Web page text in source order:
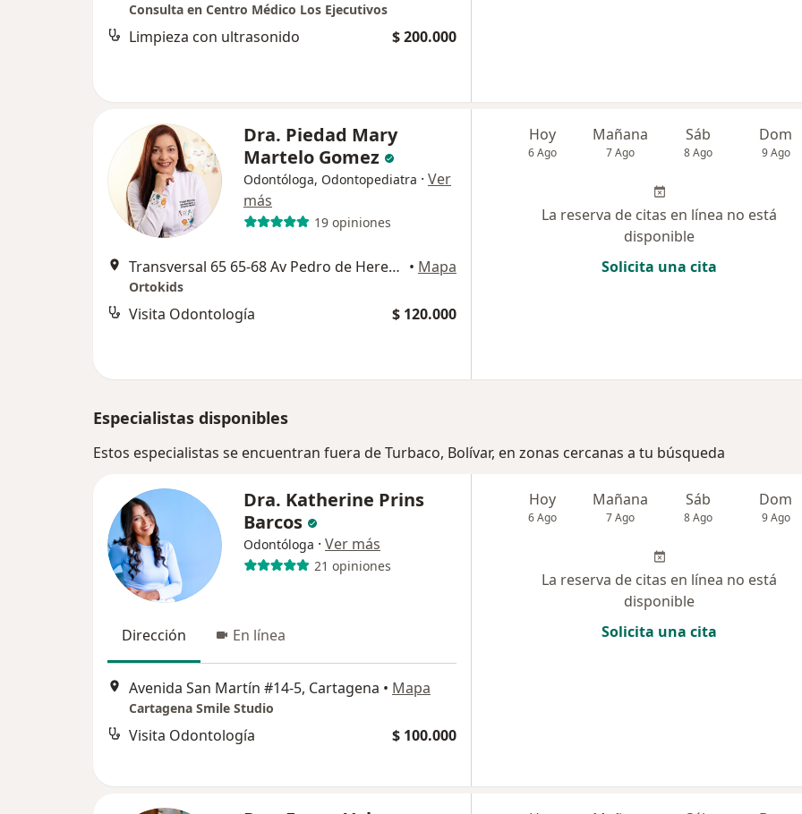
Consulta en Centro Médico Los Ejecutivos
Limpieza con ultrasonido $ 200.000
Dra. Piedad Mary
Martelo Gomez
Odontóloga, Odontopediatra · Ver
más
19 opiniones
Transversal 65 65-68 Av Pedro de Heredia, Cartagena • Mapa
Ortokids
Visita Odontología $ 120.000
Hoy
6 Ago
Mañana
7 Ago
Sáb
8 Ago
Dom
9 Ago
La reserva de citas en línea no está
disponible
Solicita una cita
Especialistas disponibles
Estos especialistas se encuentran fuera de Turbaco, Bolívar, en zonas cercanas a tu búsqueda
Dra. Katherine Prins
Barcos
Odontóloga · Ver más
21 opiniones
Dirección En línea
Avenida San Martín #14-5, Cartagena • Mapa
Cartagena Smile Studio
Visita Odontología $ 100.000
Hoy
6 Ago
Mañana
7 Ago
Sáb
8 Ago
Dom
9 Ago
La reserva de citas en línea no está
disponible
Solicita una cita